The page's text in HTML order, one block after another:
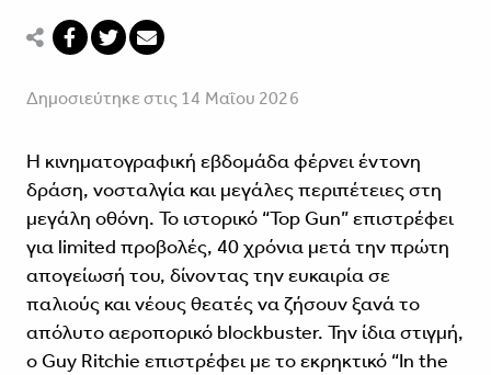
Δημοσιεύτηκε στις 14 Μαΐου 2026
Η κινηματογραφική εβδομάδα φέρνει έντονη
δράση, νοσταλγία και μεγάλες περιπέτειες στη
μεγάλη οθόνη. Το ιστορικό “Top Gun” επιστρέφει
για limited προβολές, 40 χρόνια μετά την πρώτη
απογείωσή του, δίνοντας την ευκαιρία σε
παλιούς και νέους θεατές να ζήσουν ξανά το
απόλυτο αεροπορικό blockbuster. Την ίδια στιγμή,
ο Guy Ritchie επιστρέφει με το εκρηκτικό “In the